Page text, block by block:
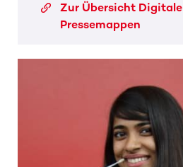
Zur Übersicht Digitale
Pressemappen